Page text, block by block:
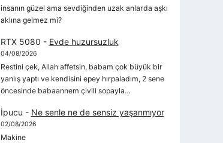
insanın güzel ama sevdiğinden uzak anlarda aşkı
aklına gelmez mi?
RTX 5080 - Evde huzursuzluk
04/08/2026
Restini çek, Allah affetsin, babam çok büyük bir
yanlış yaptı ve kendisini epey hırpaladım, 2 sene
öncesinde babaannem çivili sopayla…
İpucu - Ne senle ne de sensiz yaşanmıyor
02/08/2026
Makine